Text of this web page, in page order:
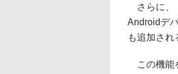
さらに、
Androidデ
も追加され
この機能